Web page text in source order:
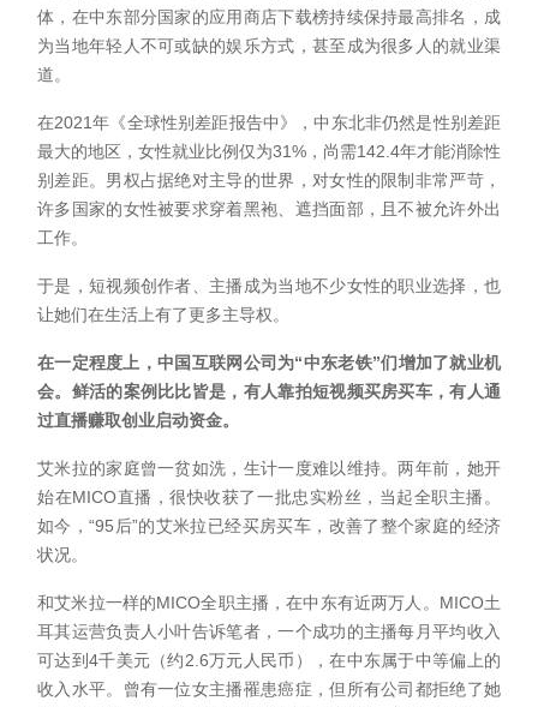
体，在中东部分国家的应用商店下载榜持续保持最高排名，成
为当地年轻人不可或缺的娱乐方式，甚至成为很多人的就业渠
道。
在2021年《全球性别差距报告中》，中东北非仍然是性别差距
最大的地区，女性就业比例仅为31%，尚需142.4年才能消除性
别差距。男权占据绝对主导的世界，对女性的限制非常严苛，
许多国家的女性被要求穿着黑袍、遮挡面部，且不被允许外出
工作。
于是，短视频创作者、主播成为当地不少女性的职业选择，也
让她们在生活上有了更多主导权。
在一定程度上，中国互联网公司为“中东老铁”们增加了就业机
会。鲜活的案例比比皆是，有人靠拍短视频买房买车，有人通
过直播赚取创业启动资金。
艾米拉的家庭曾一贫如洗，生计一度难以维持。两年前，她开
始在MICO直播，很快收获了一批忠实粉丝，当起全职主播。
如今，“95后”的艾米拉已经买房买车，改善了整个家庭的经济
状况。
和艾米拉一样的MICO全职主播，在中东有近两万人。MICO土
耳其运营负责人小叶告诉笔者，一个成功的主播每月平均收入
可达到4千美元（约2.6万元人民币），在中东属于中等偏上的
收入水平。曾有一位女主播罹患癌症，但所有公司都拒绝了她